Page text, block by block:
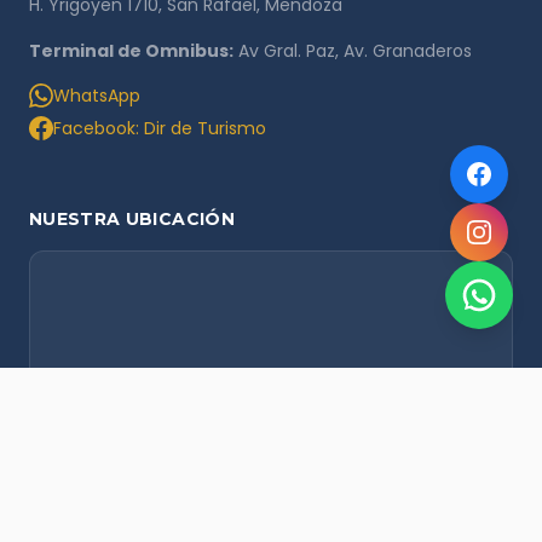
H. Yrigoyen 1710, San Rafael, Mendoza
Terminal de Omnibus: Av Gral. Paz, Av. Granaderos
WhatsApp
Facebook: Dir de Turismo
NUESTRA UBICACIÓN